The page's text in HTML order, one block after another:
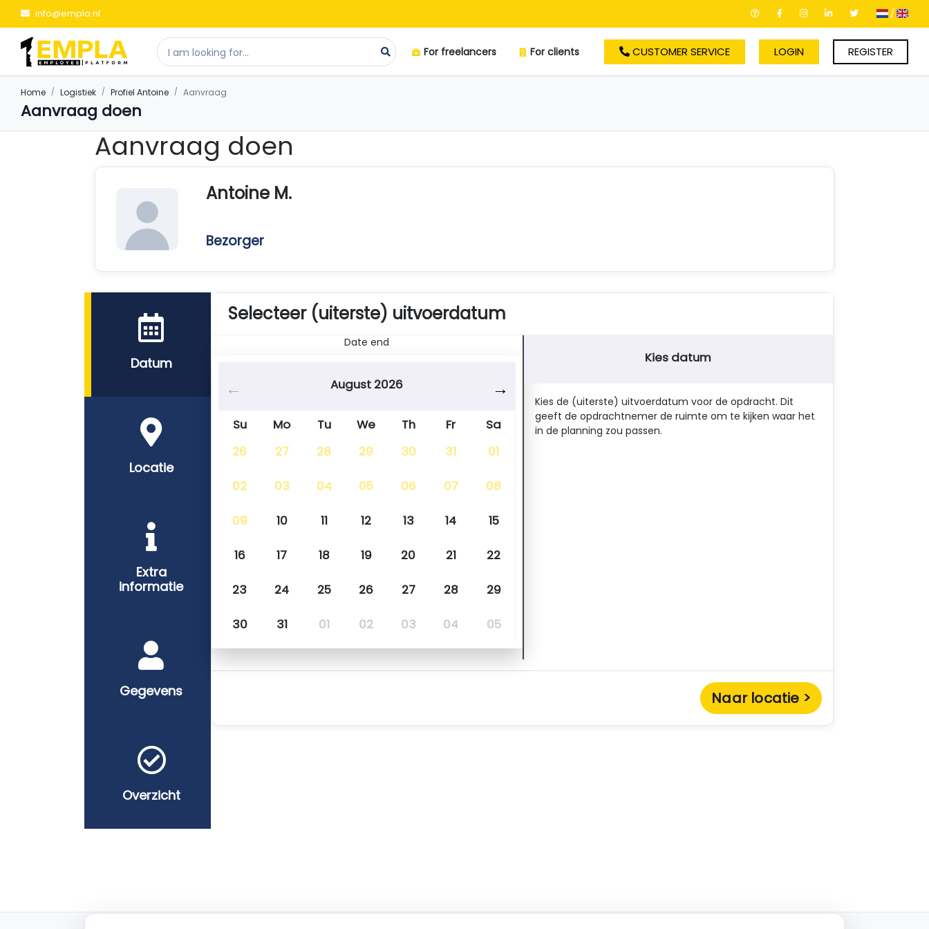
info@empla.nl /
For freelancers For clients CUSTOMER SERVICE LOGIN REGISTER
Home Logistiek Profiel Antoine Aanvraag
Aanvraag doen
Aanvraag doen
Antoine M.
Bezorger
Datum
Locatie
Extra
informatie
Gegevens
Overzicht
Selecteer (uiterste) uitvoerdatum
Date end
August 2026
Su Mo Tu We Th Fr
Sa
26
27 28 29 30 31 01
02 03 04 05 06 07 08
09 10 11 12 13 14 15
16 17 18 19 20 21 22
23 24 25 26 27 28 29
30 31 01 02 03 04 05
Kies datum
Kies de (uiterste) uitvoerdatum voor de opdracht. Dit
geeft de opdrachtnemer de ruimte om te kijken waar het
in de planning zou passen.
Naar locatie >